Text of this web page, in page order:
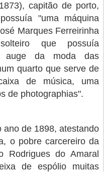
capitão de porto,
"uma máquina
Marques Ferreirinha
que possuía
auge da moda das
quarto que serve de
de música, uma
de photographias".
ano de 1898, atestando
o pobre carcereiro da
Rodrigues do Amaral
de espólio muitas